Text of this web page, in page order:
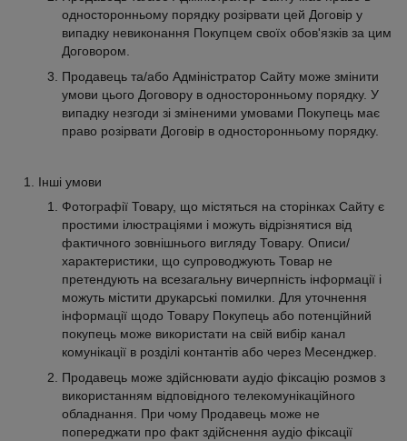
односторонньому порядку розірвати цей Договір у
випадку невиконання Покупцем своїх обов'язків за цим
Договором.
Продавець та/або Адміністратор Сайту може змінити
умови цього Договору в односторонньому порядку. У
випадку незгоди зі зміненими умовами Покупець має
право розірвати Договір в односторонньому порядку.
Інші умови
Фотографії Товару, що містяться на сторінках Сайту є
простими ілюстраціями і можуть відрізнятися від
фактичного зовнішнього вигляду Товару. Описи/
характеристики, що супроводжують Товар не
претендують на всезагальну вичерпність інформації і
можуть містити друкарські помилки. Для уточнення
інформації щодо Товару Покупець або потенційний
покупець може використати на свій вибір канал
комунікації в розділі контантів або через Месенджер.
Продавець може здійснювати аудіо фіксацію розмов з
використанням відповідного телекомунікаційного
обладнання. При чому Продавець може не
попереджати про факт здійснення аудіо фіксації